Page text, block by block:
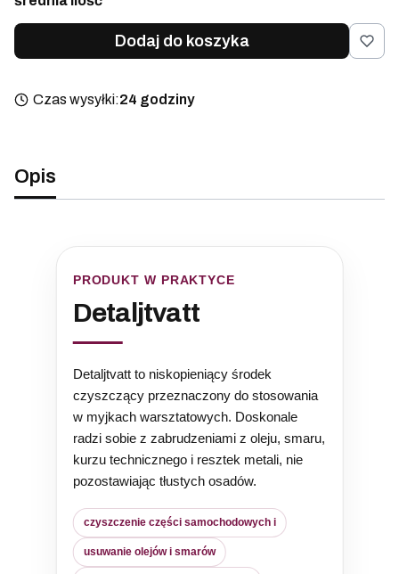
Dodaj do koszyka
Czas wysyłki:24 godziny
Opis
PRODUKT W PRAKTYCE
Detaljtvatt
Detaljtvatt to niskopieniący środek
czyszczący przeznaczony do stosowania
w myjkach warsztatowych. Doskonale
radzi sobie z zabrudzeniami z oleju, smaru,
kurzu technicznego i resztek metali, nie
pozostawiając tłustych osadów.
czyszczenie części samochodowych i
usuwanie olejów i smarów